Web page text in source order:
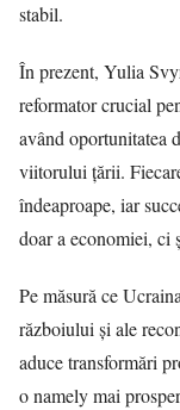
stabil.
În prezent, Yulia
reformator crucial
având oportunitatea
viitorului țării.
îndeaproape, iar
doar a economiei, ci
Pe măsură ce
războiului și ale
aduce transformări
o namely mai